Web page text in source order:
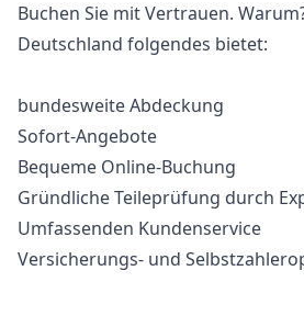
Buchen Sie mit Vertrauen.
Deutschland folgendes bietet:
bundesweite Abdeckung
Sofort-Angebote
Bequeme Online-Buchung
Gründliche Teileprüfung durch
Umfassenden Kundenservice
Versicherungs- und